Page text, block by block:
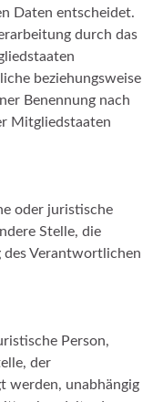
Daten entscheidet.
durch das
beziehungsweise
Benennung nach
Mitgliedstaaten
oder juristische
Stelle, die
des Verantwortlichen
Person,
der
werden, unabhängig